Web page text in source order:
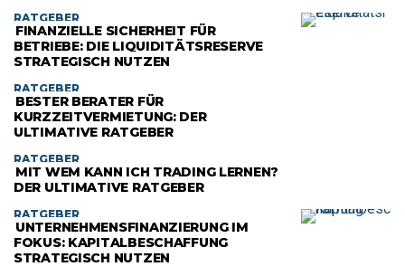
RATGEBER
FINANZIELLE SICHERHEIT FÜR
BETRIEBE: DIE LIQUIDITÄTSRESERVE
STRATEGISCH NUTZEN
RATGEBER
BESTER BERATER FÜR
KURZZEITVERMIETUNG: DER
ULTIMATIVE RATGEBER
RATGEBER
MIT WEM KANN ICH TRADING LERNEN?
DER ULTIMATIVE RATGEBER
RATGEBER
UNTERNEHMENSFINANZIERUNG IM
FOKUS: KAPITALBESCHAFFUNG
STRATEGISCH NUTZEN